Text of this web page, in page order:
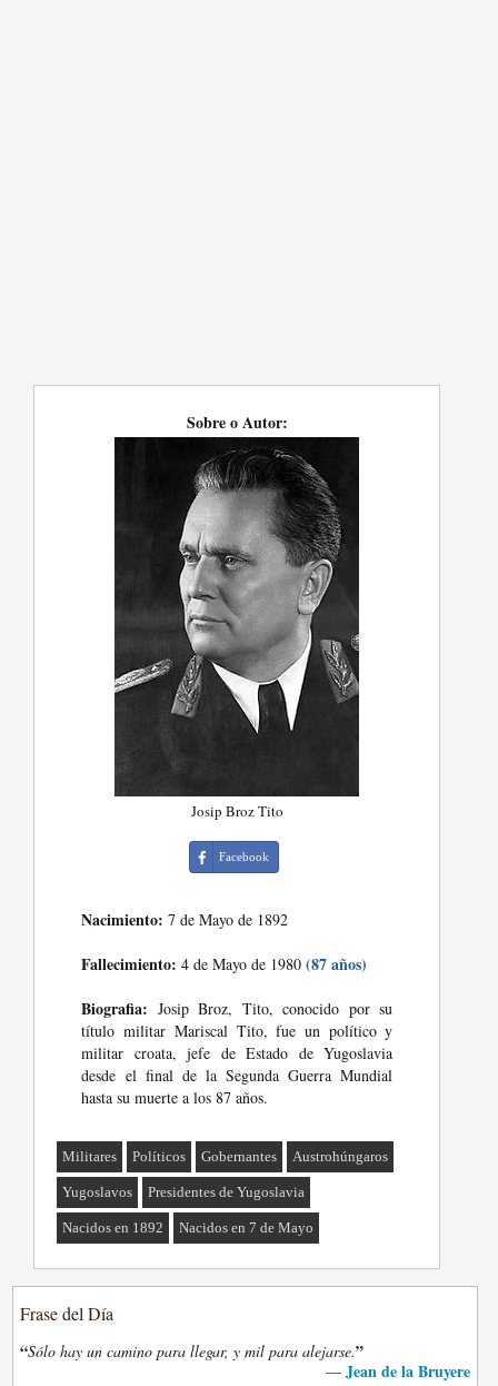
Sobre o Autor:
Josip Broz Tito
Facebook
Nacimiento: 7 de Mayo de 1892
Fallecimiento: 4 de Mayo de 1980(87 años)
Biografia: Josip Broz, Tito, conocido por su
título militar Mariscal Tito, fue un político y
militar croata, jefe de Estado de Yugoslavia
desde el final de la Segunda Guerra Mundial
hasta su muerte a los 87 años.
Militares Políticos Gobernantes Austrohúngaros
Yugoslavos Presidentes de Yugoslavia
Nacidos en 1892 Nacidos en 7 de Mayo
Frase del Día
“Sólo hay un camino para llegar, y mil para alejarse.”
— Jean de la Bruyere